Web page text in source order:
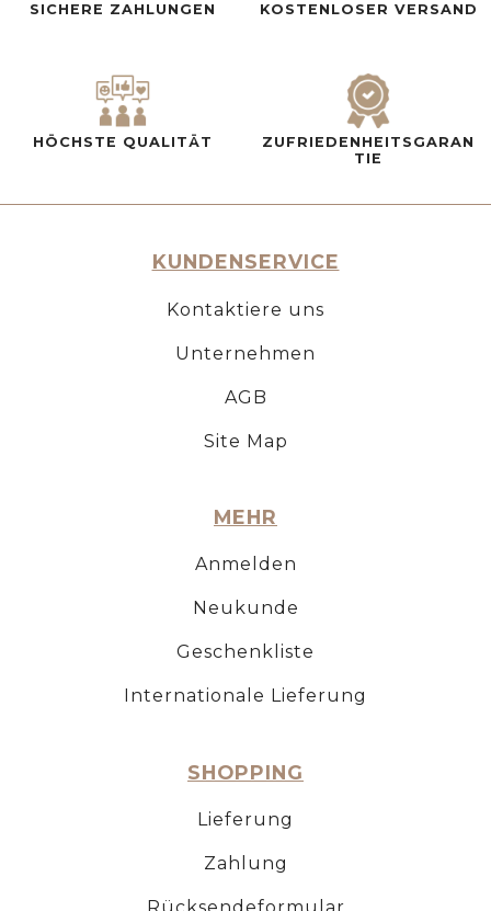
SICHERE ZAHLUNGEN KOSTENLOSER VERSAND
HÖCHSTE QUALITÄT
ZUFRIEDENHEITSGARAN
TIE
KUNDENSERVICE
Kontaktiere uns
Unternehmen
AGB
Site Map
MEHR
Anmelden
Neukunde
Geschenkliste
Internationale Lieferung
SHOPPING
Lieferung
Zahlung